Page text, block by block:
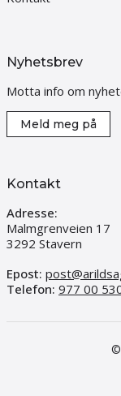
Nyhetsbrev
Motta info om
Meld meg på
Kontakt
Adresse:
Malmgrenveien 17
3292 Stavern
Epost:
Telefon: 977 00
©